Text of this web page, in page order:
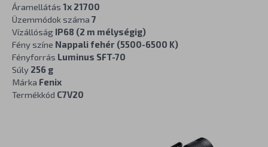
Áramellátás 1x 21700
Üzemmódok száma 7
Vízállóság IP68 (2 m mélységig)
Fény színe Nappali fehér (5500-6500 K)
Fényforrás Luminus SFT-70
Súly 256 g
Márka Fenix
Termékkód C7V20